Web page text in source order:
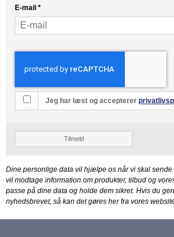
Fåre klippemaskiner
Afstandskamme
Tilbehør til klippemaskiner
Olie produkter
Reservedele
Aesculap
Hauptner
DeLaval
Horizont
Kerbl
Smeto
Wahl
Wella
Hundesakse
Potetrimmer
Afstandskamme
Hundeshampoo
Negleklipper
Klippemaskiner
Oster Børster
Frisør
Frisørsakse
Restsalg sakse
Brands
DeLaval
Heiniger
Joewell
Kerbl
E-mail *
Jeg har læst og accepterer
Tilmeld
Dine personlige data vil hjælpe os når vi skal sende
vil modtage information om produkter, tilbud og
passe på dine data og holde dem sikret. Hvis du
nyhedsbrevet, så kan det gøres her fra vores